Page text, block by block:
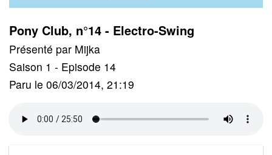
Pony Club, n°14 - Electro-Swing
Présenté par Mijka
Saison 1 - Episode 14
Paru le 06/03/2014, 21:19